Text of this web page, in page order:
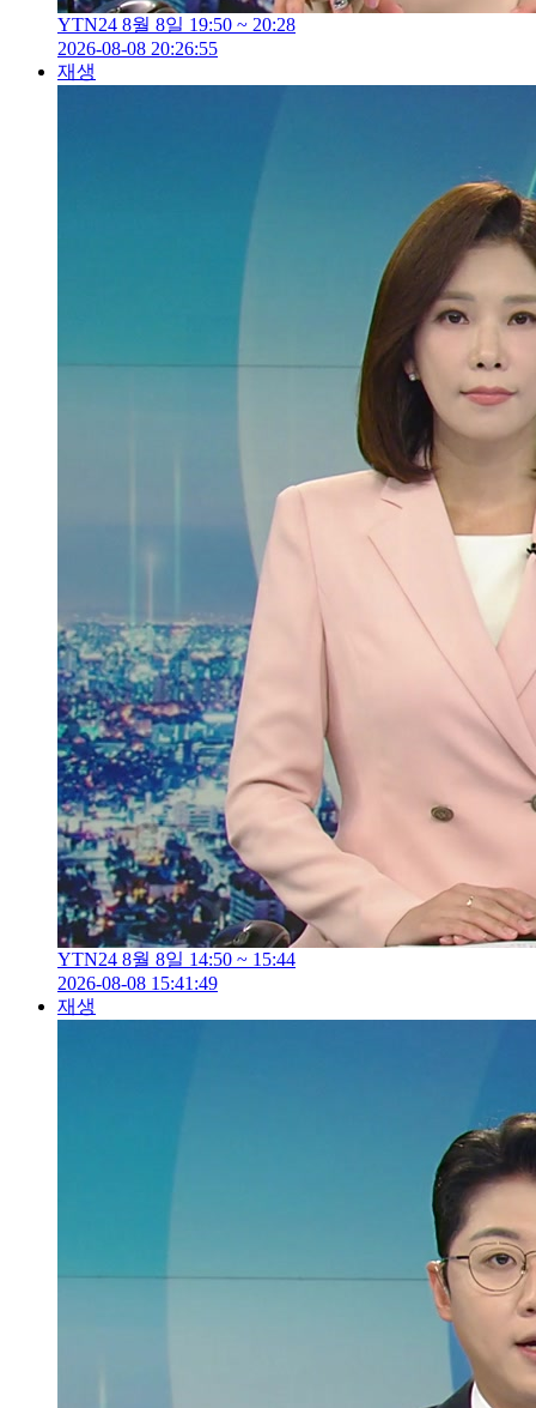
YTN24 8월 8일 19:50 ~ 20:28
2026-08-08 20:26:55
재생
YTN24 8월 8일 14:50 ~ 15:44
2026-08-08 15:41:49
재생